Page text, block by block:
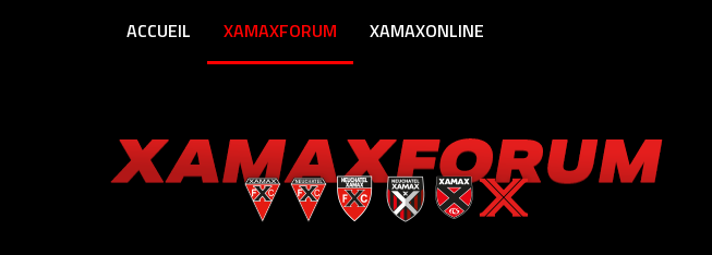
ACCUEIL XAMAXFORUM XAMAXONLINE